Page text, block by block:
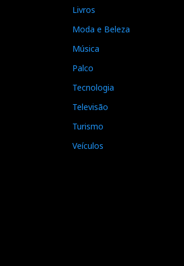
Livros
Moda e Beleza
Música
Palco
Tecnologia
Televisão
Turismo
Veículos